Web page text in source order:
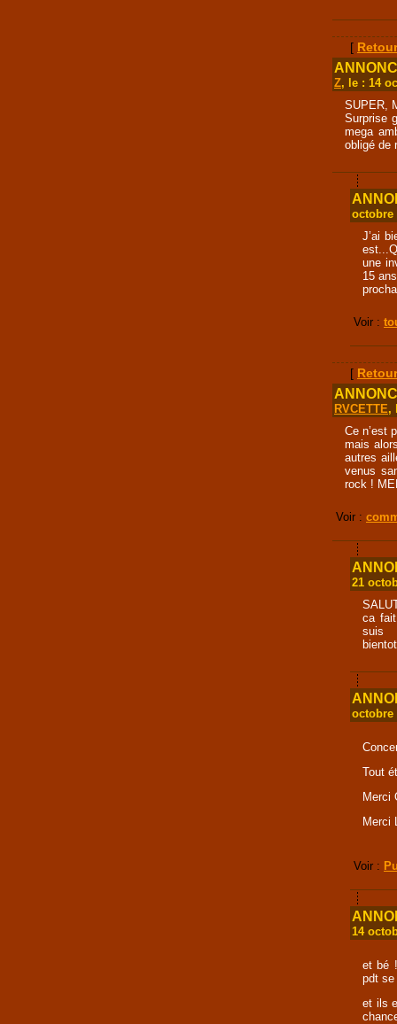
[
Z, le : 14
SUPER,
Surprise
mega
obligé de
octobre
J’ai
une
15
Voir :
[
RVCETTE,
Ce n’est
mais
autres
venus
rock !
Voir :
21
ca
suis
octobre
Tout
Merci
Merci
Voir :
14
et bé
pdt
et ils